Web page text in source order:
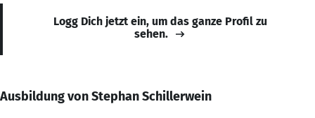
Logg Dich jetzt ein, um das ganze Profil zu
sehen.
Ausbildung von Stephan Schillerwein